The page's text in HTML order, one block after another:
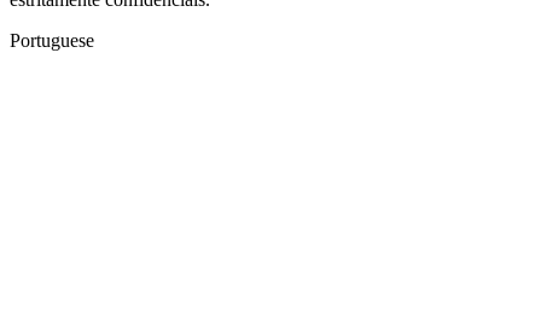
Portuguese